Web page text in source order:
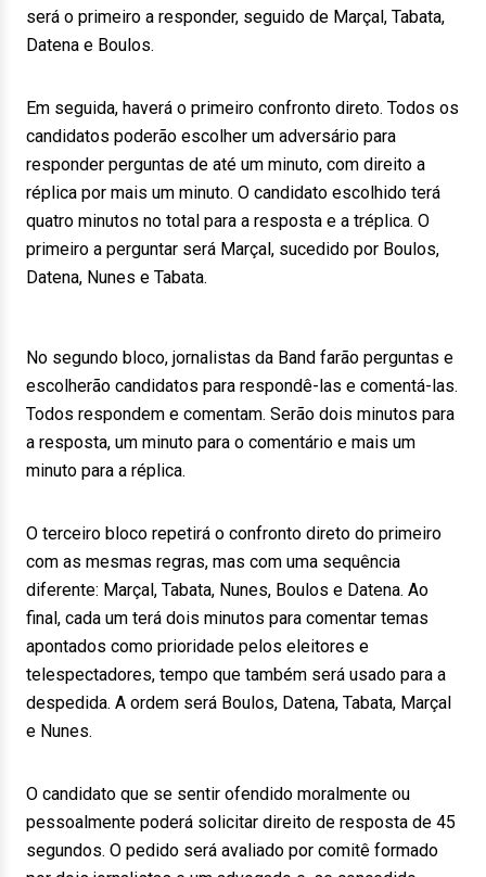
será o primeiro a responder, seguido de Marçal, Tabata,
Datena e Boulos.
Em seguida, haverá o primeiro confronto direto. Todos os
candidatos poderão escolher um adversário para
responder perguntas de até um minuto, com direito a
réplica por mais um minuto. O candidato escolhido terá
quatro minutos no total para a resposta e a tréplica. O
primeiro a perguntar será Marçal, sucedido por Boulos,
Datena, Nunes e Tabata.
No segundo bloco, jornalistas da Band farão perguntas e
escolherão candidatos para respondê-las e comentá-las.
Todos respondem e comentam. Serão dois minutos para
a resposta, um minuto para o comentário e mais um
minuto para a réplica.
O terceiro bloco repetirá o confronto direto do primeiro
com as mesmas regras, mas com uma sequência
diferente: Marçal, Tabata, Nunes, Boulos e Datena. Ao
final, cada um terá dois minutos para comentar temas
apontados como prioridade pelos eleitores e
telespectadores, tempo que também será usado para a
despedida. A ordem será Boulos, Datena, Tabata, Marçal
e Nunes.
O candidato que se sentir ofendido moralmente ou
pessoalmente poderá solicitar direito de resposta de 45
segundos. O pedido será avaliado por comitê formado